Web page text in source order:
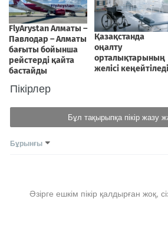
Пікірлер
Бұл тақырыпқа пікір жазу
Бұрынғы
Әзірге ешкім пікір қалдырған жоқ,